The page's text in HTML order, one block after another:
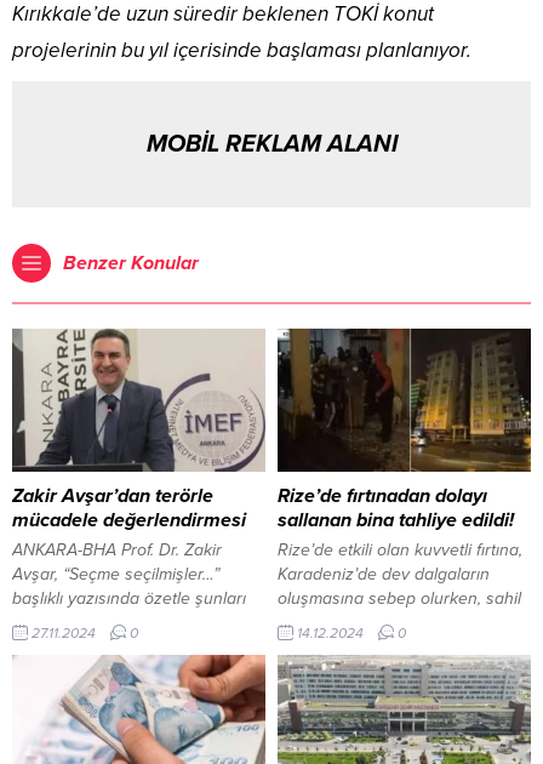
Kırıkkale’de uzun süredir beklenen TOKİ konut
projelerinin bu yıl içerisinde başlaması planlanıyor.
MOBİL REKLAM ALANI
Benzer Konular
Zakir Avşar’dan terörle
mücadele değerlendirmesi
ANKARA-BHA Prof. Dr. Zakir
Avşar, “Seçme seçilmişler…”
başlıklı yazısında özetle şunları
ifade etti: Uzun sayılabilecek bir
terörle mücadele geçmişi var
ülkemizin. Terörün ise içerden ve
dışardan kaynakları… Bunları hep
birlikte kurutmadan mücadelede
başarılı olmak mümkün değil.
27.11.2024 0
Rize’de fırtınadan dolayı
sallanan bina tahliye edildi!
Rize’de etkili olan kuvvetli fırtına,
Karadeniz’de dev dalgaların
oluşmasına sebep olurken, sahil
yoluna ulaştı…! Fırtına sebebiylr
bir işletme hasar gördü ve 8 katlı
bir apartman tedbir amaçlı tahliye
edilmesi sağlandı. Rize’de etkili
olan kuvvetli yağış ve fırtına
nedeniyle 8 katlı bir bina tedbir
14.12.2024 0